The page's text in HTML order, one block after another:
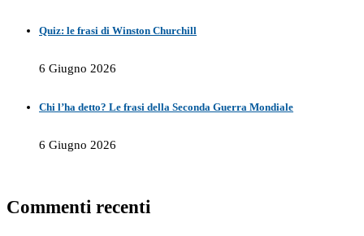
Quiz: le frasi di Winston Churchill
6 Giugno 2026
Chi l’ha detto? Le frasi della Seconda Guerra Mondiale
6 Giugno 2026
Commenti recenti